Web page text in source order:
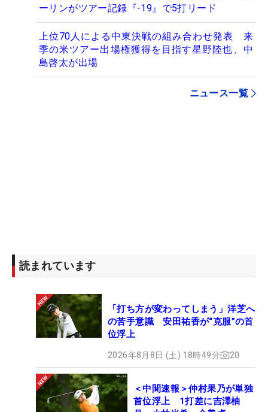
ーリンがツアー記録『-19』で5打リード
上位70人による中東決戦の組み合わせ発表 来
季の米ツアー出場権獲得を目指す星野陸也、中
島啓太が出場
ニュース一覧
読まれています
「打ち方が変わってしまう」洋芝へ
の苦手意識 安田祐香が“克服”の首
位浮上
2026年8月8日 (土) 18時49分 20
＜中間速報＞仲村果乃が単独
首位浮上 1打差に吉澤柚